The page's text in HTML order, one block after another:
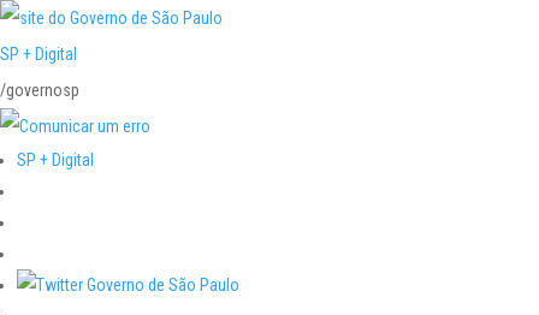
SP + Digital
/governosp
SP + Digital